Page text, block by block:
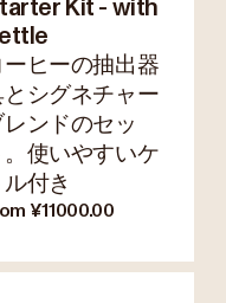
Kit - with
ーヒーの抽出器
とシグネチャー
レンドのセッ
。使いやすいケ
ル付き
¥11000.00